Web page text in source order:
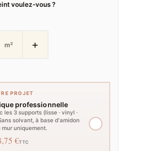
voulez-vous ?
m² +
PROJET
professionnelle
les 3 supports (lisse · vinyl ·
solvant, à base d'amidon
mur uniquement.
€TTC